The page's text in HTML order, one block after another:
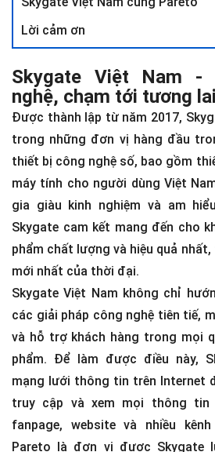
Lời cảm ơn
Skygate Việt Nam -
nghệ, chạm tới tương lai
Được thành lập từ năm 2017,
trong những đơn vị hàng đầu
thiết bị công nghệ số, bao gồm
máy tính cho người dùng Việt
gia giàu kinh nghiệm và am
Skygate cam kết mang đến cho
phẩm chất lượng và hiệu quả
mới nhất của thời đại.
Skygate Việt Nam không chỉ
các giải pháp công nghệ tiên tiế,
và hỗ trợ khách hàng trong mọi
phẩm. Để làm được điều này,
mạng lưới thông tin trên Internet
truy cập và xem mọi thông tin
fanpage, website và nhiều
Pareto là đơn vị được Skygate